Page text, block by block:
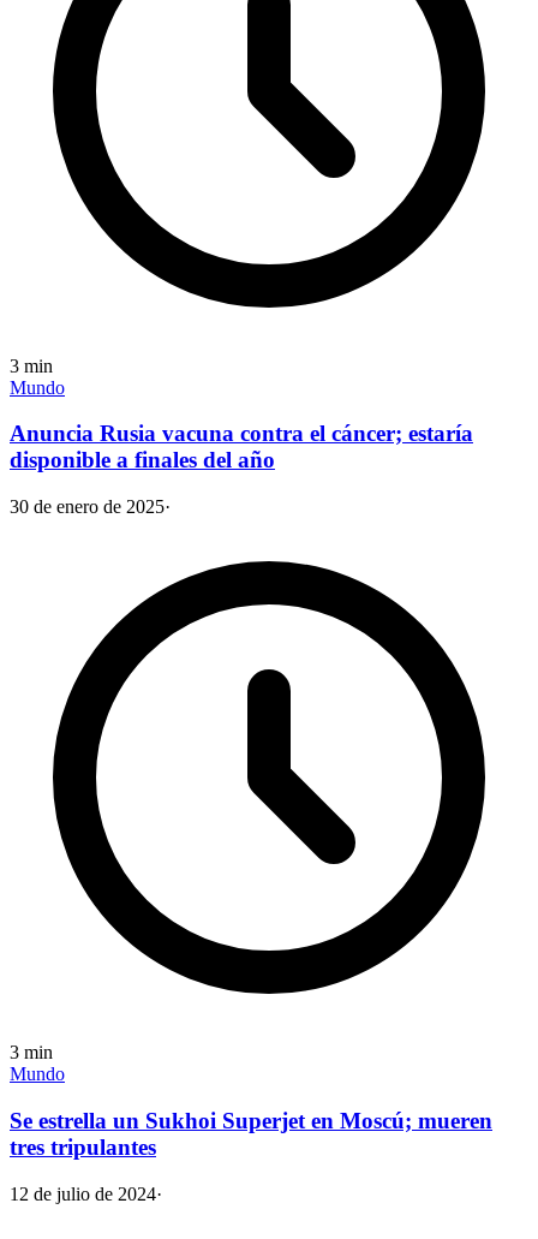
3 min
Mundo
Anuncia Rusia vacuna contra el cáncer; estaría
disponible a finales del año
30 de enero de 2025·
3 min
Mundo
Se estrella un Sukhoi Superjet en Moscú; mueren
tres tripulantes
12 de julio de 2024·